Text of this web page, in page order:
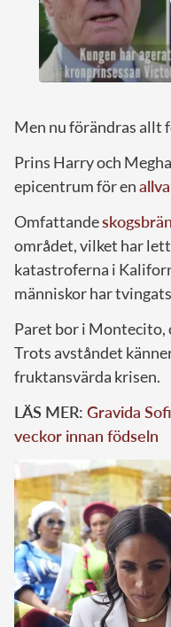
Men nu förändras allt
Prins Harry och
epicentrum för en
Omfattande
området, vilket har
katastroferna i
människor har
Paret bor i Montecito,
Trots avståndet
fruktansvärda krisen.
LÄS MER: Gravida
veckor innan födseln